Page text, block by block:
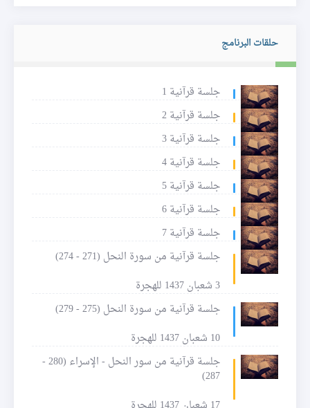
حلقات البرنامج
جلسة قرآنية 1
جلسة قرآنية 2
جلسة قرآنية 3
جلسة قرآنية 4
جلسة قرآنية 5
جلسة قرآنية 6
جلسة قرآنية 7
جلسة قرآنية من سورة النحل (271 - 274)
3 شعبان 1437 للهجرة
جلسة قرآنية من سورة النحل (275 - 279)
10 شعبان 1437 للهجرة
جلسة قرآنية من سور النحل - الإسراء (280 -
287)